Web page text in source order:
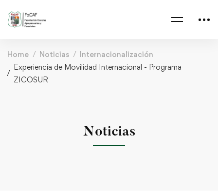
Home Noticias
Internacionalización
Experiencia de Movilidad Internacional - Programa
ZICOSUR
Noticias